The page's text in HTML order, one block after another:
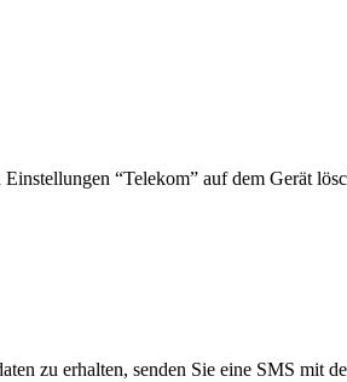
“Telekom” auf dem Gerät
zu erhalten, senden Sie eine SMS mit